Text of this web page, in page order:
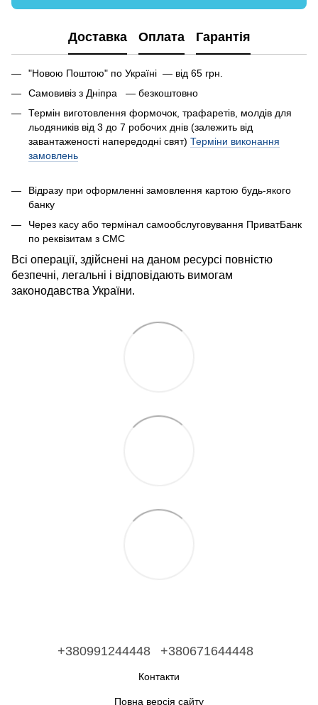
Доставка Оплата Гарантія
"Новою Поштою" по Україні — від 65 грн.
Самовивіз з Дніпра — безкоштовно
Термін виготовлення формочок, трафаретів, молдів для
льодяників від 3 до 7 робочих днів (залежить від
завантаженості напередодні свят) Терміни виконання
замовлень
Відразу при оформленні замовлення картою будь-якого
банку
Через касу або термінал самообслуговування ПриватБанк
по реквізитам з СМС
Всі операції, здійснені на даном ресурсі повністю
безпечні, легальні і відповідають вимогам
законодавства України.
+380991244448 +380671644448
Контакти
Повна версія сайту